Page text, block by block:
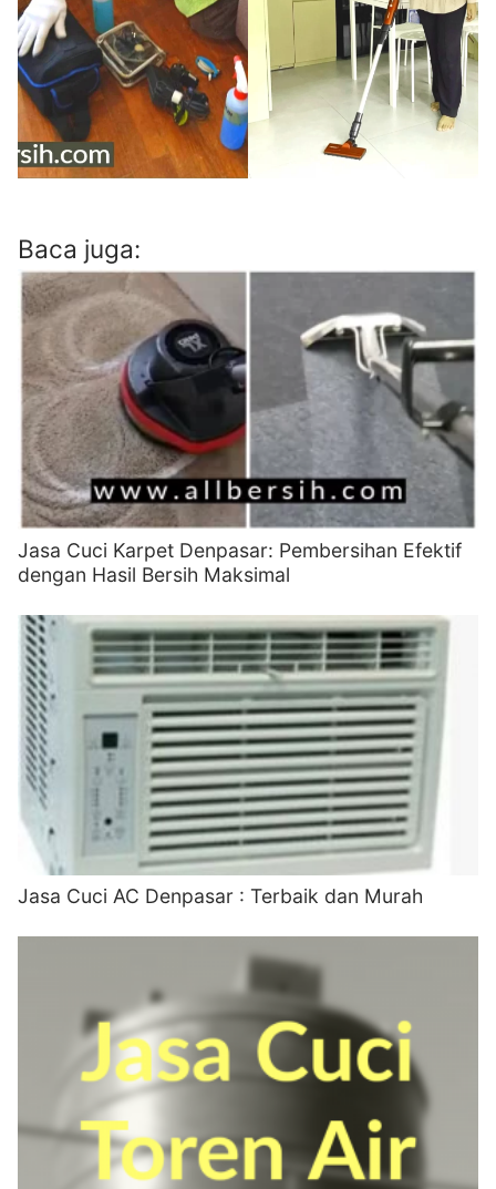
Baca juga:
Jasa Cuci Karpet Denpasar: Pembersihan Efektif
dengan Hasil Bersih Maksimal
Jasa Cuci AC Denpasar : Terbaik dan Murah